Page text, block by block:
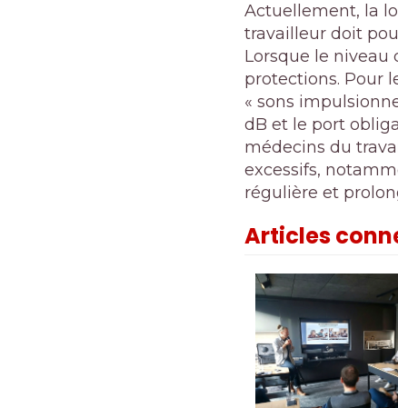
Actuellement, la
travailleur doit
Lorsque le niveau
protections. Pour
« sons
dB et le port
médecins du
excessifs,
régulière et
Articles